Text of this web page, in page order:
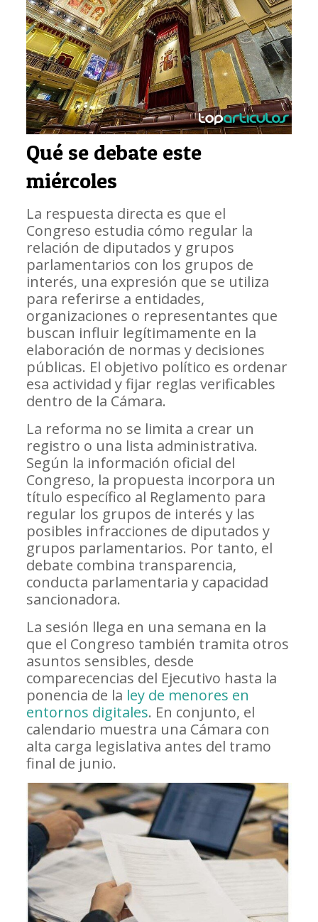
Qué se debate este
miércoles
La respuesta directa es que el
Congreso estudia cómo regular la
relación de diputados y grupos
parlamentarios con los grupos de
interés, una expresión que se utiliza
para referirse a entidades,
organizaciones o representantes que
buscan influir legítimamente en la
elaboración de normas y decisiones
públicas. El objetivo político es ordenar
esa actividad y fijar reglas verificables
dentro de la Cámara.
La reforma no se limita a crear un
registro o una lista administrativa.
Según la información oficial del
Congreso, la propuesta incorpora un
título específico al Reglamento para
regular los grupos de interés y las
posibles infracciones de diputados y
grupos parlamentarios. Por tanto, el
debate combina transparencia,
conducta parlamentaria y capacidad
sancionadora.
La sesión llega en una semana en la
que el Congreso también tramita otros
asuntos sensibles, desde
comparecencias del Ejecutivo hasta la
ponencia de la ley de menores en
entornos digitales. En conjunto, el
calendario muestra una Cámara con
alta carga legislativa antes del tramo
final de junio.